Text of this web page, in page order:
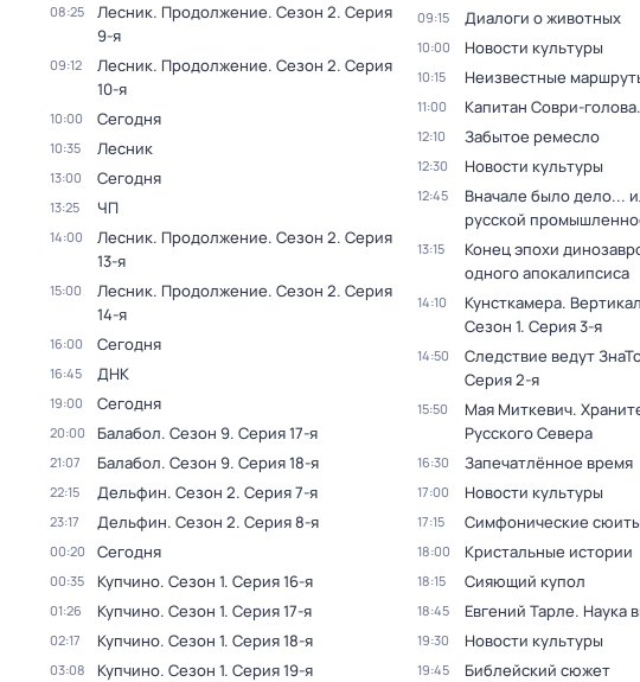
08:25 Лесник. Продолжение. Сезон 2. Серия
9-я
09:12 Лесник. Продолжение. Сезон 2. Серия
10-я
10:00 Сегодня
10:35 Лесник
13:00 Сегодня
13:25 ЧП
14:00 Лесник. Продолжение. Сезон 2. Серия
13-я
15:00 Лесник. Продолжение. Сезон 2. Серия
14-я
16:00 Сегодня
16:45 ДНК
19:00 Сегодня
20:00 Балабол. Сезон 9. Серия 17-я
21:07 Балабол. Сезон 9. Серия 18-я
22:15 Дельфин. Сезон 2. Серия 7-я
23:17 Дельфин. Сезон 2. Серия 8-я
00:20 Сегодня
00:35 Купчино. Сезон 1. Серия 16-я
01:26 Купчино. Сезон 1. Серия 17-я
02:17 Купчино. Сезон 1. Серия 18-я
03:08 Купчино. Сезон 1. Серия 19-я
09:15 Диалоги о животных
10:00 Новости культуры
10:15 Неизвестные
11:00 Капитан Соври-голова
12:10 Забытое ремесло
12:30 Новости культуры
12:45
Вначале было дело...
русской
13:15
Конец эпохи
одного апокалипсиса
14:10 Кунсткамера.
Сезон 1. Серия 3-я
14:50 Следствие ведут
Серия 2-я
15:50
Мая Миткевич.
Русского Севера
16:30 Запечатлённое время
17:00 Новости культуры
17:15 Симфонические сюиты
18:00 Кристальные истории
18:15 Сияющий купол
18:45 Евгений Тарле. Наука
19:30 Новости культуры
19:45 Библейский сюжет